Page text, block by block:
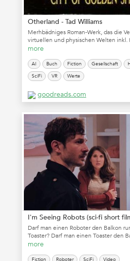
Otherland - Tad Williams
Merhbädniges Roman-Werk, das die
virtuellen und physischen Welten inkl.
more
AI Buch Fiction Gesellschaft
SciFi
VR Werte
goodreads.com
I'm Seeing Robots (sci-fi short
Darf man einen Roboter den Balkon
Toaster? Darf man einen Toaster den
more
Fiction Roboter SciFi Video